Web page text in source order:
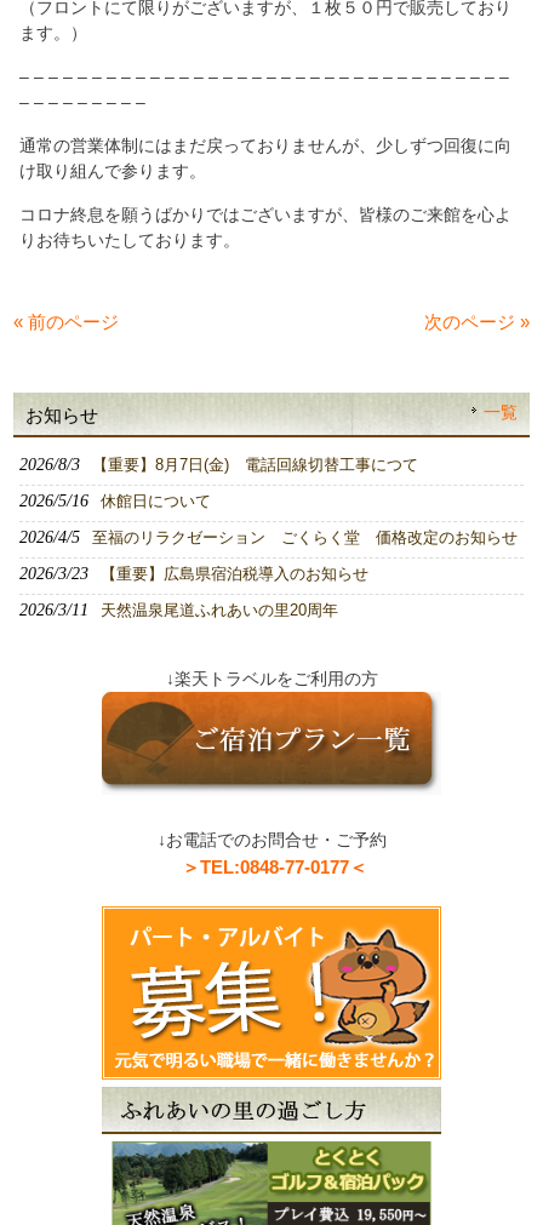
（フロントにて限りがございますが、１枚５０円で販売しており
ます。）
– – – – – – – – – – – – – – – – – – – – – – – – – – – – – – – – – –
– – – – – – – – –
通常の営業体制にはまだ戻っておりませんが、少しずつ回復に向
け取り組んで参ります。
コロナ終息を願うばかりではございますが、 皆様のご来館を心よ
りお待ちいたしております。
« 前のページ 次のページ »
お知らせ 一覧
2026/8/3 【重要】8月7日(金) 電話回線切替工事につて
2026/5/16 休館日について
2026/4/5 至福のリラクゼーション ごくらく堂 価格改定のお知らせ
2026/3/23 【重要】広島県宿泊税導入のお知らせ
2026/3/11 天然温泉尾道ふれあいの里20周年
↓楽天トラベルをご利用の方
↓お電話でのお問合せ・ご予約
＞TEL:0848-77-0177＜